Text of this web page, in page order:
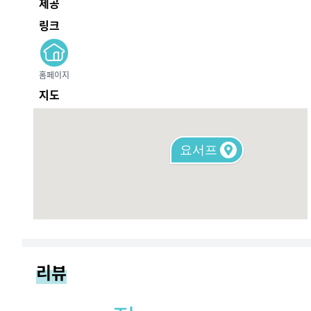
링크
홈페이지
지도
요서프
리뷰